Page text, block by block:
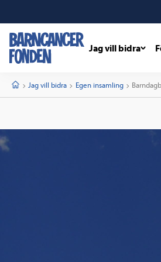
Jag vill bidra
StartJag vill bidra Egen insamling Current: